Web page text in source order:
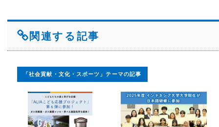
関連する記事
「社会貢献・文化・スポーツ」テーマの記事